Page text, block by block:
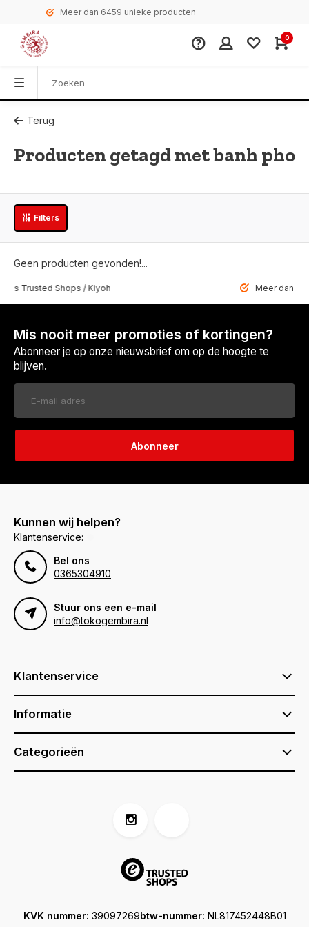
Meer dan 6459 unieke producten
0
Terug
Producten getagd met banh pho
Filters
Geen producten gevonden!...
Shops / Kiyoh Meer dan 6459
Mis nooit meer promoties of kortingen?
Abonneer je op onze nieuwsbrief om op de hoogte te
blijven.
Abonneer
Kunnen wij helpen?
Klantenservice:
Bel ons
0365304910
Stuur ons een e-mail
info@tokogembira.nl
Klantenservice
Informatie
Categorieën
KVK nummer: 39097269btw-nummer: NL817452448B01